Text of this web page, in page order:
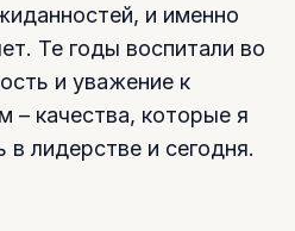
и именно
Те годы воспитали во
и уважение к
– качества, которые я
в лидерстве и сегодня.